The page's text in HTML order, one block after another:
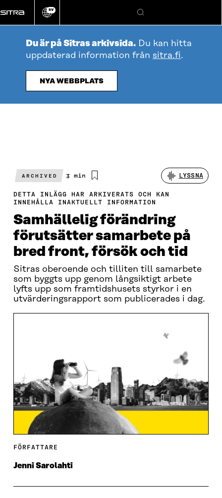
direkt
till
Ändra
språk
SV
Sök
Du är på Sitras arkivsida. Du kan hitta
uppdaterad information från sitra.fi.
NYA WEBBPLATS
ARCHIVED
Beräknad
3 min LYSSNA
DETTA INLÄGG HAR ARKIVERATS OCH KAN
INNEHÅLLA INAKTUELLT INFORMATION
Samhällelig förändring
förutsätter samarbete på
bred front, försök och tid
Sitras oberoende och tilliten till samarbete
som byggts upp genom långsiktigt arbete
lyfts upp som framtidshusets styrkor i en
utvärderingsrapport som publicerades i dag.
FÖRFATTARE
Jenni Sarolahti